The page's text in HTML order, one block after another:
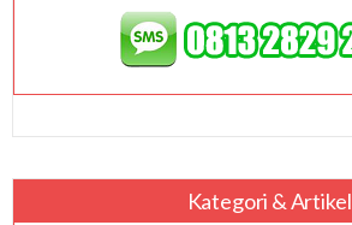
Kategori & Artikel